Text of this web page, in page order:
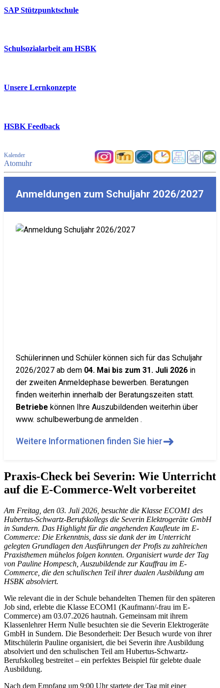
SAP Stützpunktschule
Schulsozialarbeit am HSBK
Unsere Lernkonzepte
HSBK Feedback
Kalender
Atomuhr
Anmeldungen zum Schuljahr 2026/2027
Schülerinnen und Schüler können sich für das Schuljahr
2026/2027 ab dem 04. Mai bis zum 31. Juli 2026 in
der zweiten Anmeldephase bewerben. Beratungen
finden weiterhin innerhalb der Beratungszeiten statt.
Betriebe können Ihre Auszubildenden weiterhin über
www. schulbewerbung.de anmelden .
Weitere Informationen finden Sie hier➜
Praxis-Check bei Severin: Wie Unterricht
auf die E-Commerce-Welt vorbereitet
Am Freitag, den 03. Juli 2026, besuchte die Klasse ECOM1 des
Hubertus-Schwartz-Berufskollegs die Severin Elektrogeräte GmbH
in Sundern. Das Highlight für die angehenden Kaufleute im E-
Commerce: Die Erkenntnis, dass sie dank der im Unterricht
gelegten Grundlagen den Ausführungen der Profis zu zahlreichen
Praxisthemen mühelos folgen konnten. Organisiert wurde der Tag
von Pauline Hompesch, Auszubildende zur Kauffrau im E-
Commerce, die den schulischen Teil ihrer dualen Ausbildung am
HSBK absolviert.
Wie relevant die in der Schule behandelten Themen für den späteren
Job sind, erlebte die Klasse ECOM1 (Kaufmann/-frau im E-
Commerce) am 03.07.2026 hautnah. Gemeinsam mit ihrem
Klassenlehrer Herrn Nulle besuchten sie die Severin Elektrogeräte
GmbH in Sundern. Die Besonderheit: Der Besuch wurde von ihrer
Mitschülerin Pauline organisiert, die bei Severin ihre Ausbildung
absolviert und den schulischen Teil am Hubertus-Schwartz-
Berufskolleg bestreitet – ein perfektes Beispiel für gelebte duale
Ausbildung.
Nach dem Empfang um 9:00 Uhr startete der Tag mit einer